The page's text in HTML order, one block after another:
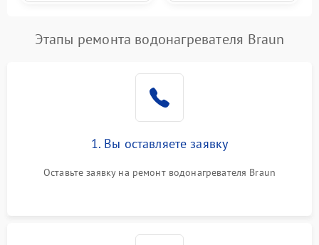
Этапы ремонта водонагревателя Braun
1. Вы оставляете заявку
Оставьте заявку на ремонт водонагревателя Braun